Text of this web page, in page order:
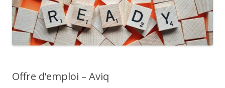
Offre d’emploi – Aviq